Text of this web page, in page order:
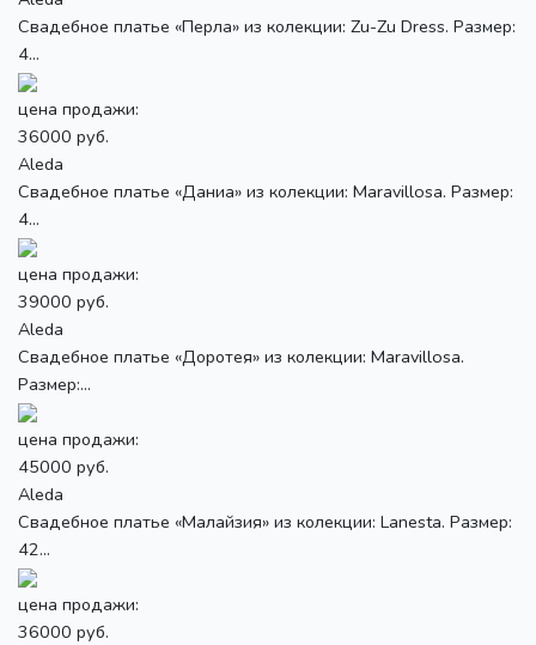
Свадебное платье «Перла» из колекции: Zu-Zu Dress. Размер:
4...
цена продажи:
36000 руб.
Aleda
Свадебное платье «Даниа» из колекции: Maravillosa. Размер:
4...
цена продажи:
39000 руб.
Aleda
Свадебное платье «Доротея» из колекции: Maravillosa.
Размер:...
цена продажи:
45000 руб.
Aleda
Свадебное платье «Малайзия» из колекции: Lanesta. Размер:
42...
цена продажи:
36000 руб.